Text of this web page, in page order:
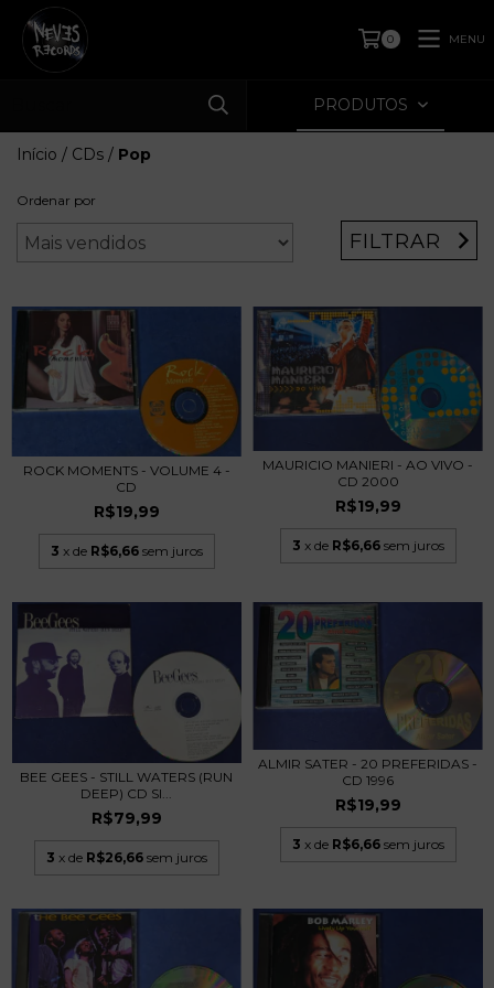
0 MENU
PRODUTOS
Início / CDs / Pop
Ordenar por
FILTRAR
ROCK MOMENTS - VOLUME 4 -
CD
R$19,99
3 x de R$6,66 sem juros
MAURICIO MANIERI - AO VIVO -
CD 2000
R$19,99
3 x de R$6,66 sem juros
BEE GEES - STILL WATERS (RUN
DEEP) CD SI...
R$79,99
3 x de R$26,66 sem juros
ALMIR SATER - 20 PREFERIDAS -
CD 1996
R$19,99
3 x de R$6,66 sem juros